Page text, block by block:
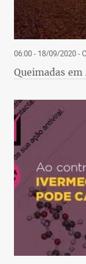
06:00 - 18/09/2020-
Queimadas